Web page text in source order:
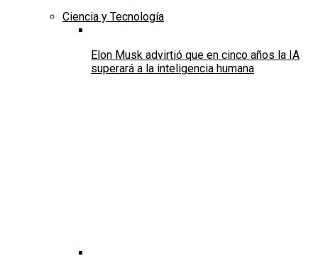
Ciencia y Tecnología
Elon Musk advirtió que en cinco años la IA
superará a la inteligencia humana